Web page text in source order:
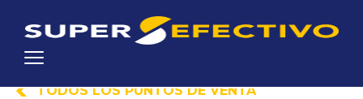
TODOS LOS PUNTOS DE VENTA